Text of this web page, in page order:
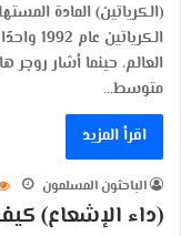
(الكرياتين) المادة
العالم، حينما أشار روجر
متوسط…
اقرأ المزيد
الباحثون المسلمون
(داء الإشعاع)